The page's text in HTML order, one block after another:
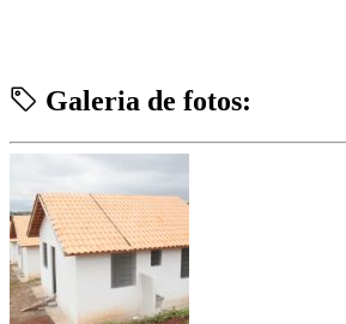
Galeria de fotos: